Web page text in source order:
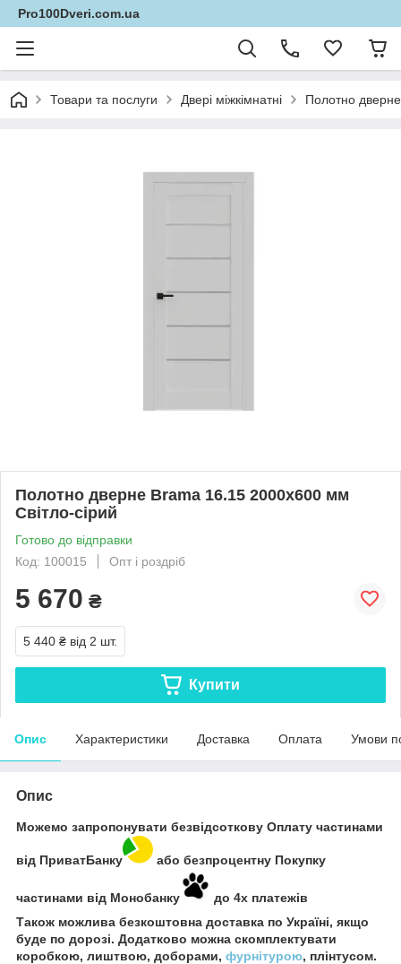
Pro100Dveri.com.ua
Товари та послуги Двері міжкімнатні Полотно
Полотно дверне Brama 16.15 2000х600 мм
Світло-сірий
Готово до відправки
Код: 100015
Опт і роздріб
5 670 ₴
5 440 ₴ від 2 шт.
Купити
Опис Характеристики Доставка Оплата Умови
Опис
Можемо запропонувати безвідсоткову Оплату частинами
від ПриватБанку або безпроцентну Покупку
частинами від Монобанку
до 4х платежів
Також можлива безкоштовна доставка по Україні, якщо
буде по дорозі. Додатково можна скомплектувати
коробкою, лиштвою, доборами, фурнітурою, плінтусом.